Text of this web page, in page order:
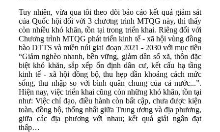
Tuy nhiên, vừa qua tôi theo dõi báo cáo kết quả giám sát
của Quốc hội đối với 3 chương trình MTQG này, thì thấy
còn nhiều khó khăn, tồn tại trong triển khai. Riêng đối với
Chương trình MTQG phát triển kinh tế - xã hội vùng đồng
bào DTTS và miền núi giai đoạn 2021 - 2030 với mục tiêu
“Giảm nghèo nhanh, bền vững, giảm dần số xã, thôn đặc
biệt khó khăn, sắp xếp ổn định dân cư, kết cấu hạ tầng
kinh tế - xã hội đồng bộ, thu hẹp dần khoảng cách mức
sống, thu nhập so với bình quân chung của cả nước...”.
Hiện nay, việc triển khai cũng còn những khó khăn, tồn tại
như: Việc chỉ đạo, điều hành còn bất cập, chưa được kiện
toàn, đồng bộ, thống nhất giữa Trung ương và địa phương,
giữa các địa phương với nhau; kết quả giải ngân đạt
thấp…